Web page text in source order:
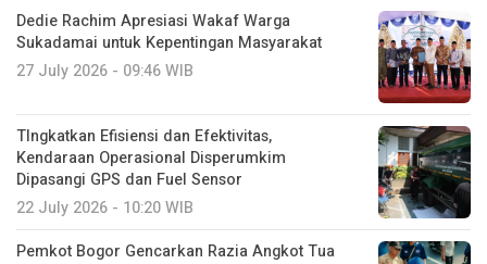
Dedie Rachim Apresiasi Wakaf Warga
Sukadamai untuk Kepentingan Masyarakat
27 July 2026 - 09:46 WIB
TIngkatkan Efisiensi dan Efektivitas,
Kendaraan Operasional Disperumkim
Dipasangi GPS dan Fuel Sensor
22 July 2026 - 10:20 WIB
Pemkot Bogor Gencarkan Razia Angkot Tua